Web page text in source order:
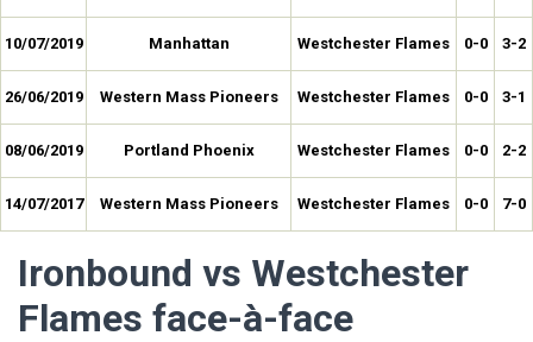
10/07/2019 Manhattan Westchester Flames 0-0 3-2
26/06/2019 Western Mass Pioneers Westchester Flames 0-0 3-1
08/06/2019 Portland Phoenix Westchester Flames 0-0 2-2
14/07/2017 Western Mass Pioneers Westchester Flames 0-0 7-0
Ironbound vs Westchester
Flames face-à-face